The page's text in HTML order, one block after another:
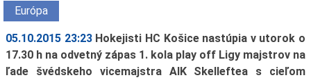
Európa
05.10.2015 23:23 Hokejisti HC Košice nastúpia v utorok o
17.30 h na odvetný zápas 1. kola play off Ligy majstrov na
ľade švédskeho vicemajstra AIK Skelleftea s cieľom